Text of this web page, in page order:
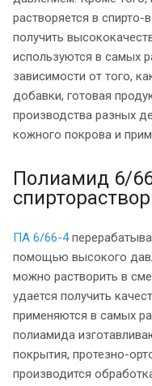
растворяется в спирто-
получить
используются в самых
зависимости от того,
добавки, готовая
производства разных
кожного покрова и
Полиамид 6/
ПА 6/66-4
помощью высокого
можно растворить в
удается получить
применяются в самых
полиамида
покрытия, протезно-
производится